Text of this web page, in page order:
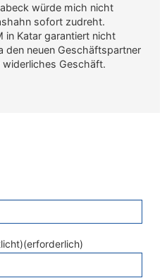
würde mich nicht
sofort zudreht.
in Katar garantiert nicht
den neuen Geschäftspartner
widerliches Geschäft.